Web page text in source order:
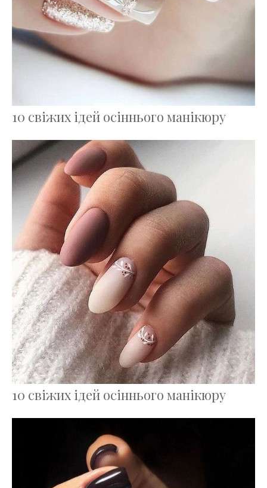
10 свіжих ідей осіннього манікюру
10 свіжих ідей осіннього манікюру